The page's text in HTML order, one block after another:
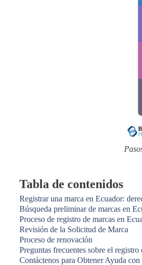
Tabla de contenidos
Registrar una marca en Ecuador:
Búsqueda preliminar de marcas en
Proceso de registro de marcas en
Revisión de la Solicitud de Marca
Proceso de renovación
Preguntas frecuentes sobre el
Contáctenos para Obtener Ayuda